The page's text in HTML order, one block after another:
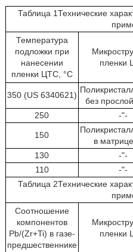
Таблица 1Технические
Температура
подложки при
нанесении
пленки ЦТС, °С
пленки
350 (US 6340621)
без
250 -"-
150
в
130 -"-
110
-"-
Таблица 2Технические
Соотношение
компонентов
Pb/(Zr+Ti) в газе-
предшественнике
пленки